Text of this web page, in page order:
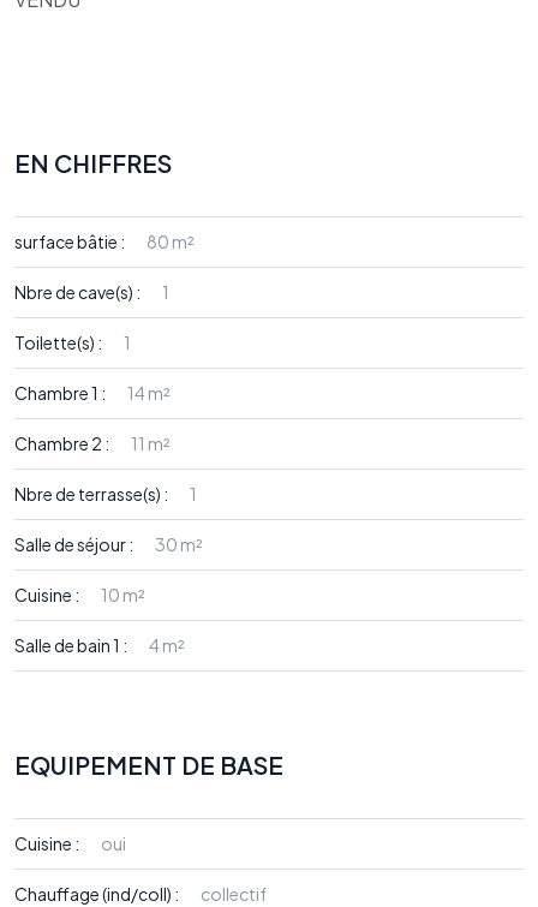
EN CHIFFRES
surface bâtie : 80 m²
Nbre de cave(s) : 1
Toilette(s) : 1
Chambre 1 : 14 m²
Chambre 2 : 11 m²
Nbre de terrasse(s) : 1
Salle de séjour : 30 m²
Cuisine : 10 m²
Salle de bain 1 : 4 m²
EQUIPEMENT DE BASE
Cuisine : oui
Chauffage (ind/coll) : collectif